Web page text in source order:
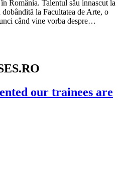
România. Talentul său innascut la
la Facultatea de Arte, o
când vine vorba despre…
our trainees are